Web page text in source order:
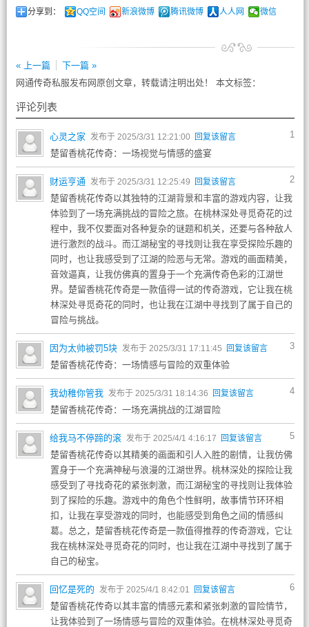
分享到： QQ空间 新浪微博 腾讯微博 人人网 微信
« 上一篇
下一篇 »
网通传奇私服发布网原创文章，转载请注明出处！ 本文标签：
评论列表
1
心灵之家 发布于 2025/3/31 12:21:00 回复该留言
楚留香桃花传奇：一场视觉与情感的盛宴
2
财运亨通 发布于 2025/3/31 12:25:49 回复该留言
楚留香桃花传奇以其独特的江湖背景和丰富的游戏内容，让我
体验到了一场充满挑战的冒险之旅。在桃林深处寻觅奇花的过
程中，我不仅要面对各种复杂的谜题和机关，还要与各种敌人
进行激烈的战斗。而江湖秘宝的寻找则让我在享受探险乐趣的
同时，也让我感受到了江湖的险恶与无常。游戏的画面精美，
音效逼真，让我仿佛真的置身于一个充满传奇色彩的江湖世
界。楚留香桃花传奇是一款值得一试的传奇游戏，它让我在桃
林深处寻觅奇花的同时，也让我在江湖中寻找到了属于自己的
冒险与挑战。
3
因为太帅被罚5块 发布于 2025/3/31 17:11:45 回复该留言
楚留香桃花传奇：一场情感与冒险的双重体验
4
我幼稚你管我 发布于 2025/3/31 18:14:36 回复该留言
楚留香桃花传奇：一场充满挑战的江湖冒险
5
给我马不停蹄的滚 发布于 2025/4/1 4:16:17 回复该留言
楚留香桃花传奇以其精美的画面和引人入胜的剧情，让我仿佛
置身于一个充满神秘与浪漫的江湖世界。桃林深处的探险让我
感受到了寻找奇花的紧张刺激，而江湖秘宝的寻找则让我体验
到了探险的乐趣。游戏中的角色个性鲜明，故事情节环环相
扣，让我在享受游戏的同时，也能感受到角色之间的情感纠
葛。总之，楚留香桃花传奇是一款值得推荐的传奇游戏，它让
我在桃林深处寻觅奇花的同时，也让我在江湖中寻找到了属于
自己的秘宝。
6
回忆是死的 发布于 2025/4/1 8:42:01 回复该留言
楚留香桃花传奇以其丰富的情感元素和紧张刺激的冒险情节，
让我体验到了一场情感与冒险的双重体验。在桃林深处寻觅奇